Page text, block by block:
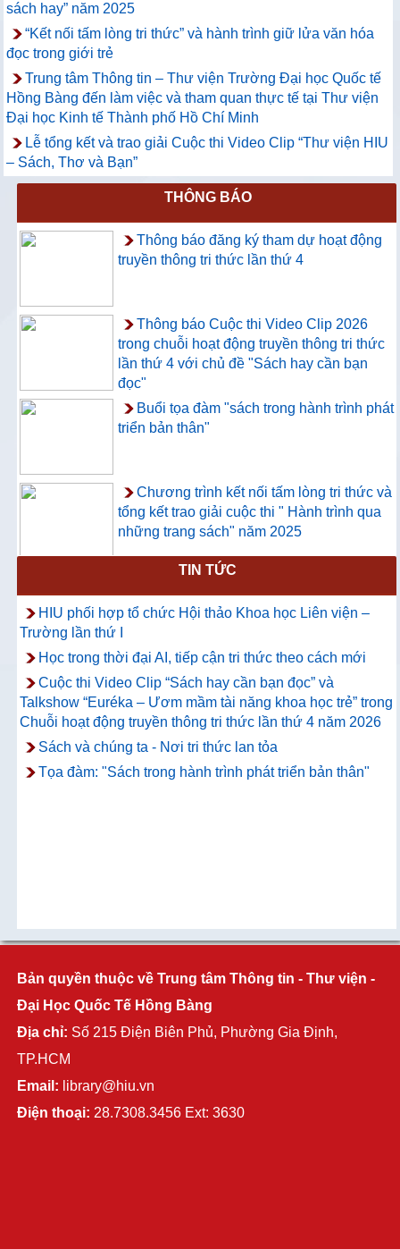
sách hay” năm 2025
“Kết nối tấm lòng tri thức” và hành trình giữ lửa văn hóa
đọc trong giới trẻ
Trung tâm Thông tin – Thư viện Trường Đại học Quốc tế
Hồng Bàng đến làm việc và tham quan thực tế tại Thư viện
Đại học Kinh tế Thành phố Hồ Chí Minh
Lễ tổng kết và trao giải Cuộc thi Video Clip “Thư viện HIU
– Sách, Thơ và Bạn”
THÔNG BÁO
Thông báo đăng ký tham dự hoạt động
truyền thông tri thức lần thứ 4
Thông báo Cuộc thi Video Clip 2026
trong chuỗi hoạt động truyền thông tri thức
lần thứ 4 với chủ đề "Sách hay cần bạn
đọc"
Buổi tọa đàm "sách trong hành trình phát
triển bản thân"
Chương trình kết nối tấm lòng tri thức và
tổng kết trao giải cuộc thi " Hành trình qua
những trang sách" năm 2025
Thông báo về việc hướng dẫn truy cập
và sử dụng CSDL ProQuest Ebook
Central
TIN TỨC
HIU phối hợp tổ chức Hội thảo Khoa học Liên viện –
Trường lần thứ I
Học trong thời đại AI, tiếp cận tri thức theo cách mới
Cuộc thi Video Clip “Sách hay cần bạn đọc” và
Talkshow “Euréka – Ươm mầm tài năng khoa học trẻ” trong
Chuỗi hoạt động truyền thông tri thức lần thứ 4 năm 2026
Sách và chúng ta - Nơi tri thức lan tỏa
Tọa đàm: "Sách trong hành trình phát triển bản thân"
Bản quyền thuộc về Trung tâm Thông tin - Thư viện -
Đại Học Quốc Tế Hồng Bàng
Địa chỉ: Số 215 Điện Biên Phủ, Phường Gia Định,
TP.HCM
Email: library@hiu.vn
Điện thoại: 28.7308.3456 Ext: 3630